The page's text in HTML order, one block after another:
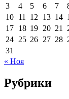
3
4 5 6 7
10 11 12 13 14
17 18 19 20 21
24 25 26 27 28
31
« Ноя
Рубрики